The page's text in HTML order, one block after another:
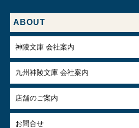
ABOUT
神陵文庫 会社案内
九州神陵文庫 会社案内
店舗のご案内
お問合せ